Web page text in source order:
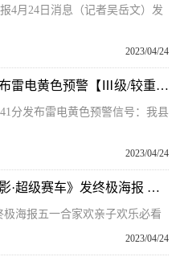
4月24日消息（记者吴岳文）发
2023/04/24
环球热消息：乐东县气象台发布雷电黄色预警【Ⅲ级/较重】【2023-04-24】
分发布雷电黄色预警信号：我县
2023/04/24
环球今日讯！《新猪猪侠大电影·超级赛车》发终极海报 五一合家欢亲子欢乐必看
极海报五一合家欢亲子欢乐必看
2023/04/24